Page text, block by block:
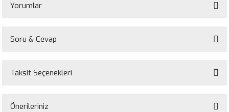
Yorumlar
Soru & Cevap
Ürün hakkında henüz soru sorulmamış.
Taksit Seçenekleri
Önerileriniz